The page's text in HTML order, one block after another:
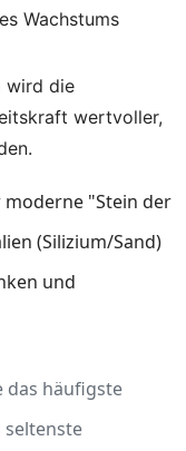
Wachstums
wird die
wertvoller,
moderne "Stein der
(Silizium/Sand)
und
das häufigste
seltenste